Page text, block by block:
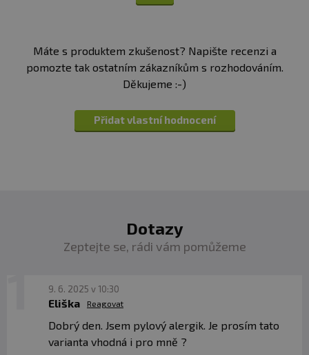
Máte s produktem zkušenost? Napište recenzi a
pomozte tak ostatním zákazníkům s rozhodováním.
Děkujeme :-)
Přidat vlastní hodnocení
Dotazy
Zeptejte se, rádi vám pomůžeme
9. 6. 2025 v 10:30
Eliška Reagovat
Dobrý den. Jsem pylový alergik. Je prosím tato
varianta vhodná i pro mně ?